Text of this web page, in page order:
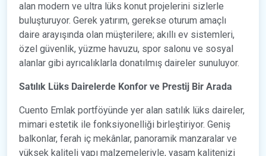
alan modern ve ultra lüks konut projelerini sizlerle
buluşturuyor. Gerek yatırım, gerekse oturum amaçlı
daire arayışında olan müşterilere; akıllı ev sistemleri,
özel güvenlik, yüzme havuzu, spor salonu ve sosyal
alanlar gibi ayrıcalıklarla donatılmış daireler sunuluyor.
Satılık Lüks Dairelerde Konfor ve Prestij Bir Arada
Cuento Emlak portföyünde yer alan satılık lüks daireler,
mimari estetik ile fonksiyonelliği birleştiriyor. Geniş
balkonlar, ferah iç mekânlar, panoramik manzaralar ve
yüksek kaliteli yapı malzemeleriyle, yaşam kalitenizi